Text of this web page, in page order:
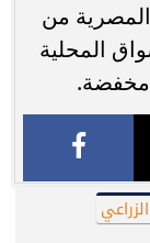
من
المحلية
مخفضة.